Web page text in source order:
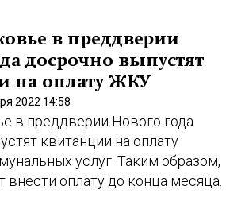
в преддверии
досрочно выпустят
на оплату ЖКУ
2022 14:58
в преддверии Нового года
квитанции на оплату
услуг. Таким образом,
внести оплату до конца месяца.